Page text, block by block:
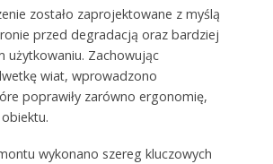
zostało zaprojektowane z myślą
przed degradacją oraz bardziej
użytkowaniu. Zachowując
wiat, wprowadzono
poprawiły zarówno ergonomię,
wykonano szereg kluczowych